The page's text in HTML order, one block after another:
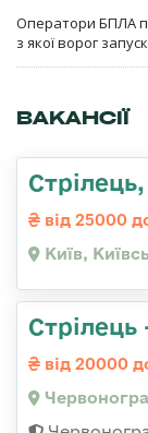
Оператори БПЛА
з якої ворог
ВАКАНСІЇ
від 25000
Київ,
Стрілець
від 20000